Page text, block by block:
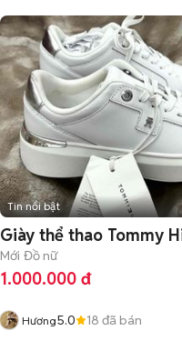
Tin nổi bật
Giày thể thao Tommy
Mới Đồ nữ
1.000.000 đ
Hương5.0 18 đã bán